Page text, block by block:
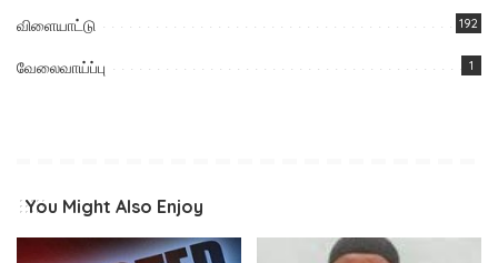
விளையாட்டு 192
வேலைவாய்ப்பு 1
You Might Also Enjoy